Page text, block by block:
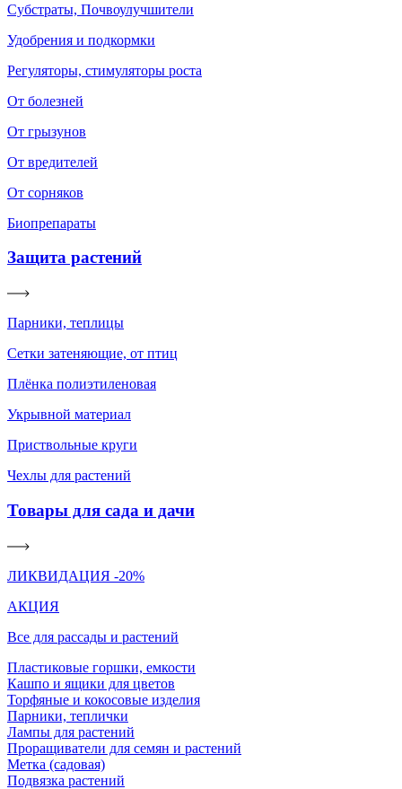
Субстраты, Почвоулучшители
Удобрения и подкормки
Регуляторы, стимуляторы роста
От болезней
От грызунов
От вредителей
От сорняков
Биопрепараты
Защита растений
Парники, теплицы
Сетки затеняющие, от птиц
Плёнка полиэтиленовая
Укрывной материал
Приствольные круги
Чехлы для растений
Товары для сада и дачи
ЛИКВИДАЦИЯ -20%
АКЦИЯ
Все для рассады и растений
Пластиковые горшки, емкости
Кашпо и ящики для цветов
Торфяные и кокосовые изделия
Парники, теплички
Лампы для растений
Проращиватели для семян и растений
Метка (садовая)
Подвязка растений